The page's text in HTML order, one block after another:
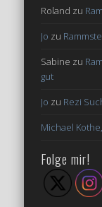
Roland zu
Jo zu
Sabine zu
gut
Jo zu Rezi
Michael
Folge mir!